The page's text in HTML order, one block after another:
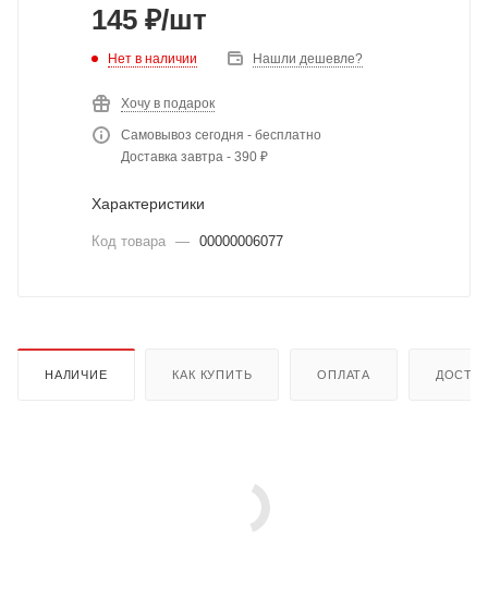
145 ₽/шт
Нет в наличии Нашли дешевле?
Хочу в подарок
Самовывоз сегодня - бесплатно
Доставка завтра - 390 ₽
Характеристики
Код товара — 00000006077
НАЛИЧИЕ КАК КУПИТЬ ОПЛАТА